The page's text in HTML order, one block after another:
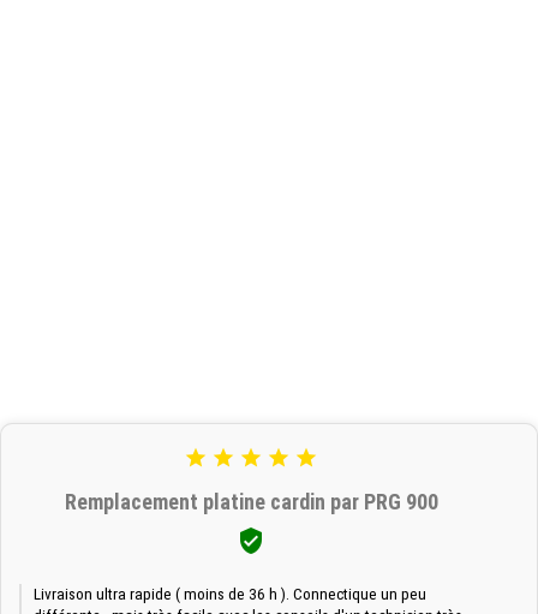
    
Remplacement platine cardin par PRG 900

Livraison ultra rapide ( moins de 36 h ). Connectique un peu